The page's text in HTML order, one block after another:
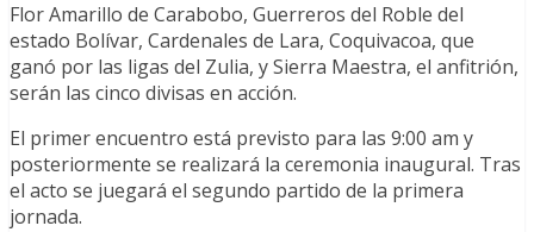
Flor Amarillo de Carabobo, Guerreros del Roble del
estado Bolívar, Cardenales de Lara, Coquivacoa, que
ganó por las ligas del Zulia, y Sierra Maestra, el anfitrión,
serán las cinco divisas en acción.
El primer encuentro está previsto para las 9:00 am y
posteriormente se realizará la ceremonia inaugural. Tras
el acto se juegará el segundo partido de la primera
jornada.